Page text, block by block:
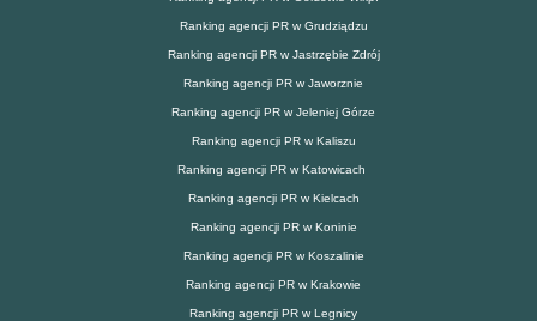
Ranking agencji PR w Grudziądzu
Ranking agencji PR w Jastrzębie Zdrój
Ranking agencji PR w Jaworznie
Ranking agencji PR w Jeleniej Górze
Ranking agencji PR w Kaliszu
Ranking agencji PR w Katowicach
Ranking agencji PR w Kielcach
Ranking agencji PR w Koninie
Ranking agencji PR w Koszalinie
Ranking agencji PR w Krakowie
Ranking agencji PR w Legnicy